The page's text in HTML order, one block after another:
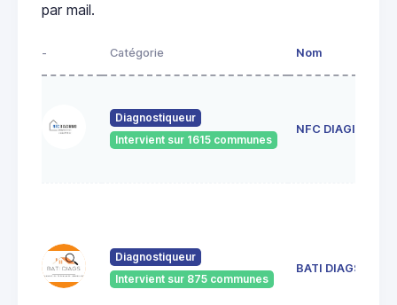
par mail.
- Catégorie Nom
Diagnostiqueur
Intervient sur 1615 communes
NFC DIAGIMMO
Diagnostiqueur
Intervient sur 875 communes
BATI DIAGS